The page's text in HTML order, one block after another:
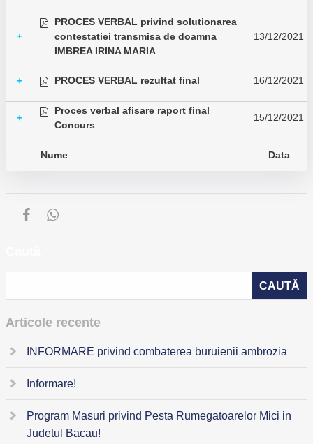
+
PROCES VERBAL privind solutionarea
contestatiei transmisa de doamna
IMBREA IRINA MARIA
13/12/2021
+ PROCES VERBAL rezultat final 16/12/2021
+
Proces verbal afisare raport final
Concurs
15/12/2021
Nume Data
Articole recente
INFORMARE privind combaterea buruienii ambrozia
Informare!
Program Masuri privind Pesta Rumegatoarelor Mici in
Judetul Bacau!